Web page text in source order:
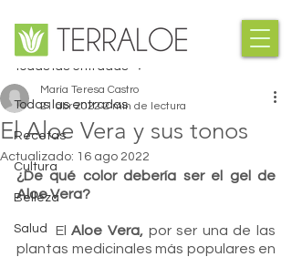
Entrada
Todas las entradas
Recetas
Cultura
Belleza
Salud
Todas las entradas
El Aloe Vera y sus tonos
María Teresa Castro
21 abr 2022 2 min de lectura
Actualizado: 16 ago 2022
¿De qué color debería ser el gel de
Aloe Vera?
	El
Aloe Vera, por ser una de las
plantas medicinales más populares en